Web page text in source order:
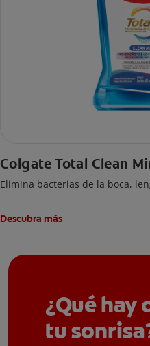
Colgate Total Clean
Elimina bacterias de la boca,
Descubra más
¿Qué hay
tu